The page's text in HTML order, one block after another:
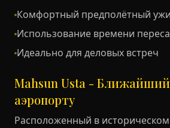
Комфортный предполётный
Использование времени
Идеально для деловых встреч
Mahsun Usta -
аэропорту
Расположенный в историческом